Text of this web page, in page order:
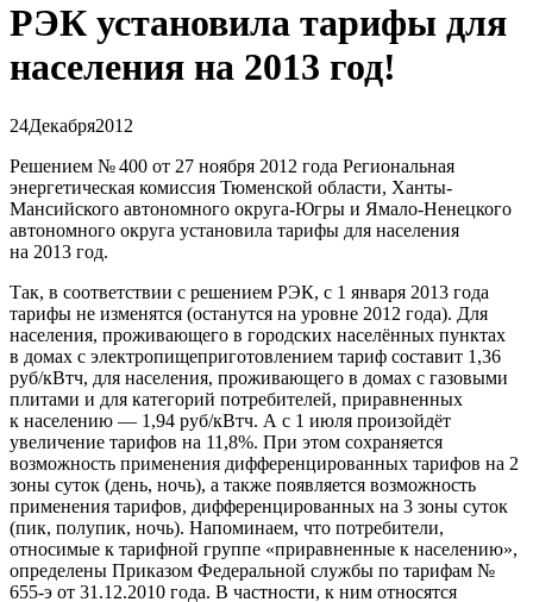
РЭК установила тарифы для
населения на 2013 год!
24Декабря2012
Решением № 400 от 27 ноября 2012 года Региональная
энергетическая комиссия Тюменской области, Ханты-
Мансийского автономного округа-Югры и Ямало-Ненецкого
автономного округа установила тарифы для населения
на 2013 год.
Так, в соответствии с решением РЭК, с 1 января 2013 года
тарифы не изменятся (останутся на уровне 2012 года). Для
населения, проживающего в городских населённых пунктах
в домах с электропищеприготовлением тариф составит 1,36
руб/кВтч, для населения, проживающего в домах с газовыми
плитами и для категорий потребителей, приравненных
к населению — 1,94 руб/кВтч. А с 1 июля произойдёт
увеличение тарифов на 11,8%. При этом сохраняется
возможность применения дифференцированных тарифов на 2
зоны суток (день, ночь), а также появляется возможность
применения тарифов, дифференцированных на 3 зоны суток
(пик, полупик, ночь). Напоминаем, что потребители,
относимые к тарифной группе «приравненные к населению»,
определены Приказом Федеральной службы по тарифам №
655-э от 31.12.2010 года. В частности, к ним относятся